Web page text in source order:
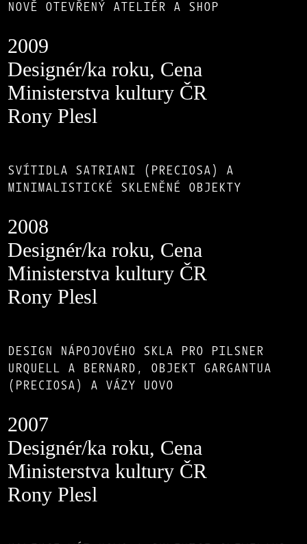
NOVĚ OTEVŘENÝ ATELIÉR A SHOP
2009
Designér/ka roku, Cena
Ministerstva kultury ČR
Rony Plesl
SVÍTIDLA SATRIANI (PRECIOSA) A
MINIMALISTICKÉ SKLENĚNÉ OBJEKTY
2008
Designér/ka roku, Cena
Ministerstva kultury ČR
Rony Plesl
DESIGN NÁPOJOVÉHO SKLA PRO PILSNER
URQUELL A BERNARD, OBJEKT GARGANTUA
(PRECIOSA) A VÁZY UOVO
2007
Designér/ka roku, Cena
Ministerstva kultury ČR
Rony Plesl